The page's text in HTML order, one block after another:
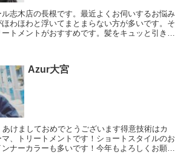
ル志木店の長根です。最近よくお伺いするお悩み
わほわと浮いてまとまらない方が多いです。そ
トメントがおすすめです。髪をキュッと引き締
Azur大宮
けましておめでとうございます️得意技術はカ
、トリートメントです！ショートスタイルのお
ナーカラーも多いです！今年もよろしくお願い